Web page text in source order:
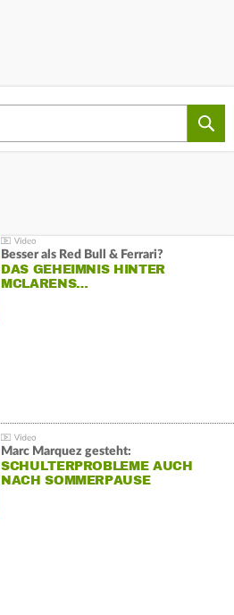
Besser als Red Bull & Ferrari?
DAS GEHEIMNIS HINTER
MCLARENS…
Marc Marquez gesteht:
SCHULTERPROBLEME AUCH
NACH SOMMERPAUSE